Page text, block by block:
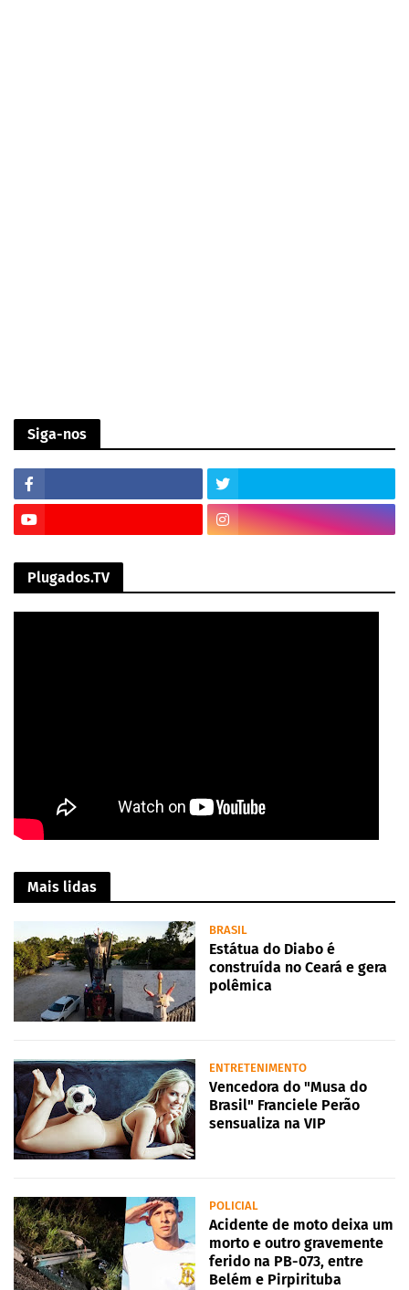
Siga-nos
Plugados.TV
Mais lidas
BRASIL
Estátua do Diabo é
construída no Ceará e gera
polêmica
ENTRETENIMENTO
Vencedora do "Musa do
Brasil" Franciele Perão
sensualiza na VIP
POLICIAL
Acidente de moto deixa um
morto e outro gravemente
ferido na PB-073, entre
Belém e Pirpirituba